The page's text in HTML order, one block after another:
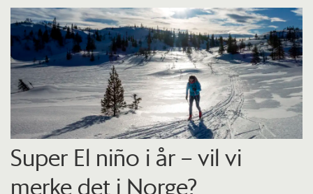
Super El niño i år – vil vi
merke det i Norge?